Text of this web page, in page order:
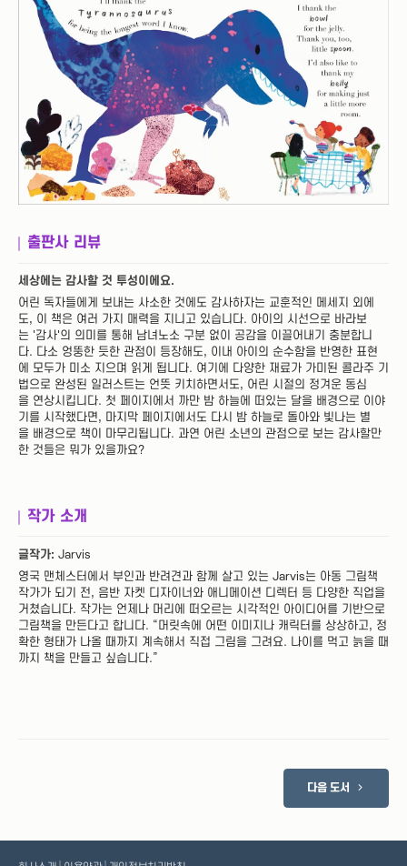
출판사 리뷰
세상에는 감사할 것 투성이에요.
어린 독자들에게 보내는 사소한 것에도 감사하자는 교훈적인 메세지 외에
도, 이 책은 여러 가지 매력을 지니고 있습니다. 아이의 시선으로 바라보
는 '감사'의 의미를 통해 남녀노소 구분 없이 공감을 이끌어내기 충분합니
다. 다소 엉뚱한 듯한 관점이 등장해도, 이내 아이의 순수함을 반영한 표현
에 모두가 미소 지으며 읽게 됩니다. 여기에 다양한 재료가 가미된 콜라주 기
법으로 완성된 일러스트는 언뜻 키치하면서도, 어린 시절의 정겨운 동심
을 연상시킵니다. 첫 페이지에서 까만 밤 하늘에 떠있는 달을 배경으로 이야
기를 시작했다면, 마지막 페이지에서도 다시 밤 하늘로 돌아와 빛나는 별
을 배경으로 책이 마무리됩니다. 과연 어린 소년의 관점으로 보는 감사할만
한 것들은 뭐가 있을까요?
작가 소개
글작가: Jarvis
영국 맨체스터에서 부인과 반려견과 함께 살고 있는 Jarvis는 아동 그림책
작가가 되기 전, 음반 자켓 디자이너와 애니메이션 디렉터 등 다양한 직업을
거쳤습니다. 작가는 언제나 머리에 떠오르는 시각적인 아이디어를 기반으로
그림책을 만든다고 합니다. “머릿속에 어떤 이미지나 캐릭터를 상상하고, 정
확한 형태가 나올 때까지 계속해서 직접 그림을 그려요. 나이를 먹고 늙을 때
까지 책을 만들고 싶습니다.”
다음 도서